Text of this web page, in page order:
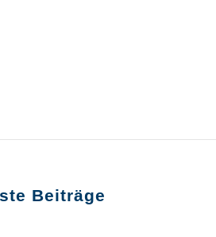
Beiträge